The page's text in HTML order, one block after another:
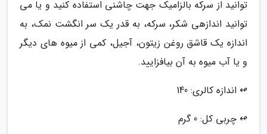
توانید از سرکه بالزامیک جهت چاشنی استفاده کنید و یا می
توانید اندازهی شکر، سرکه، به قدر یک سر انگشت نمک، به
اندازه یک قاشق روغن زیتون، آجیل، کمی از میوه های دیگر
و یا آب میوه به آن بیافزایید.
↫ اندازه کالری: 140
↫ چربی کل: 0 گرم